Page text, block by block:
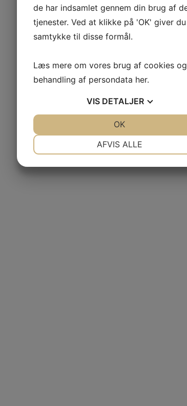
de har indsamlet gennem din brug af
tjenester. Ved at klikke på 'OK' giver du
samtykke til disse formål.
Læs mere om vores brug af cookies og
behandling af persondata her.
VIS DETALJER
AFVIS ALLE
OK